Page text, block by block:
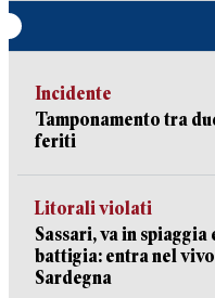
Incidente
Tamponamento tra
feriti
Litorali violati
Sassari, va in
battigia: entra nel
Sardegna